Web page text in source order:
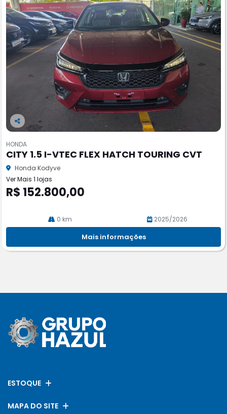
Co
pa
rtil
he
HONDA
CITY 1.5 I-VTEC FLEX HATCH TOURING CVT
Honda Kodyve
Ver Mais 1 lojas
R$ 152.800,00
0 km 2025/2026
Mais informações
ESTOQUE
MAPA DO SITE